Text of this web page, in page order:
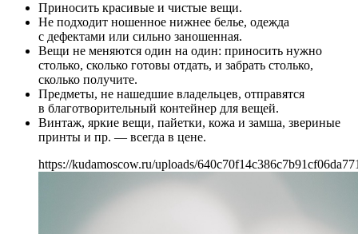
Приносить красивые и чистые вещи.
Не подходит ношенное нижнее белье, одежда
с дефектами или сильно заношенная.
Вещи не меняются один на один: приносить нужно
столько, сколько готовы отдать, и забрать столько,
сколько получите.
Предметы, не нашедшие владельцев, отправятся
в благотворительный контейнер для вещей.
Винтаж, яркие вещи, пайетки, кожа и замша, звериные
принты и пр. — всегда в цене.
https://kudamoscow.ru/uploads/